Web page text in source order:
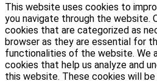
This website uses cookies to
you navigate through the website.
cookies that are categorized as
browser as they are essential for
functionalities of the website. We
cookies that help us analyze and
this website. These cookies will